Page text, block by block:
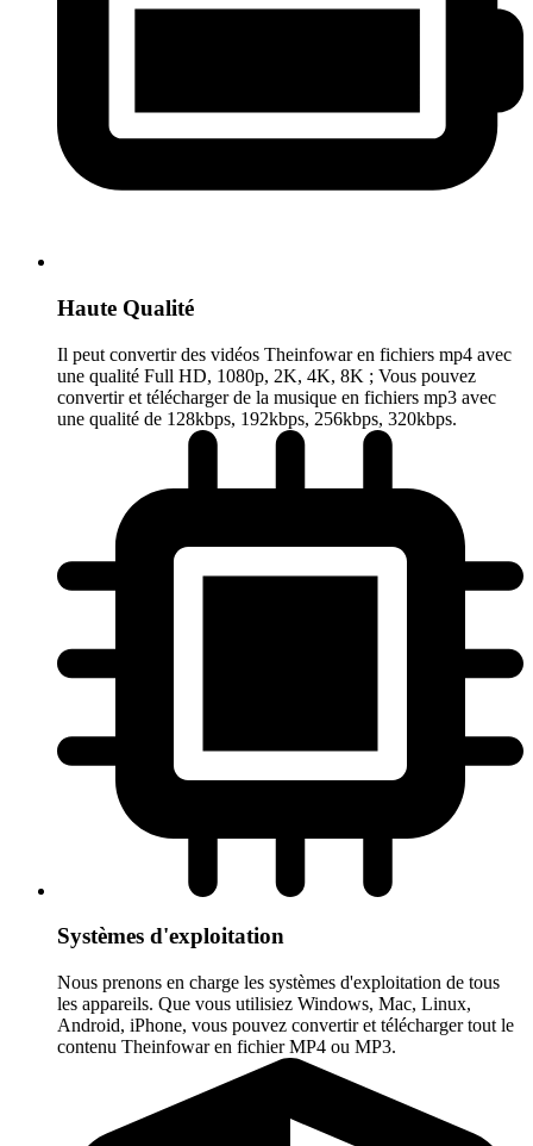
Haute Qualité
Il peut convertir des vidéos Theinfowar en fichiers mp4 avec
une qualité Full HD, 1080p, 2K, 4K, 8K ; Vous pouvez
convertir et télécharger de la musique en fichiers mp3 avec
une qualité de 128kbps, 192kbps, 256kbps, 320kbps.
Systèmes d'exploitation
Nous prenons en charge les systèmes d'exploitation de tous
les appareils. Que vous utilisiez Windows, Mac, Linux,
Android, iPhone, vous pouvez convertir et télécharger tout le
contenu Theinfowar en fichier MP4 ou MP3.